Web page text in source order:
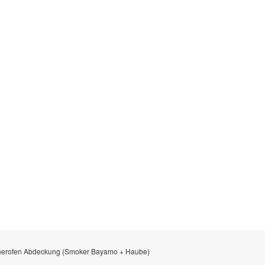
Abdeckung (Smoker Bayamo + Haube)